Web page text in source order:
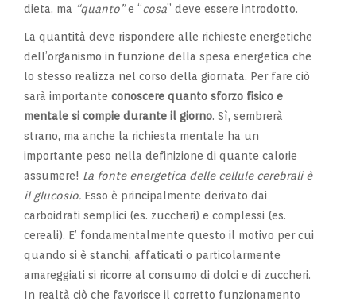
dieta, ma “quanto”e “cosa” deve essere introdotto.
La quantità deve rispondere alle richieste energetiche
dell’organismo in funzione della spesa energetica che
lo stesso realizza nel corso della giornata. Per fare ciò
sarà importante conoscere quanto sforzo fisico e
mentale si compie durante il giorno. Sì, sembrerà
strano, ma anche la richiesta mentale ha un
importante peso nella definizione di quante calorie
assumere! La fonte energetica delle cellule cerebrali è
il glucosio. Esso è principalmente derivato dai
carboidrati semplici (es. zuccheri) e complessi (es.
cereali). E’ fondamentalmente questo il motivo per cui
quando si è stanchi, affaticati o particolarmente
amareggiati si ricorre al consumo di dolci e di zuccheri.
In realtà ciò che favorisce il corretto funzionamento